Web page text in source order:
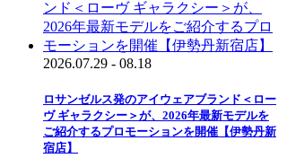
2026.07.29 - 08.18
ロサンゼルス発のアイウェアブランド＜ロー
ヴ ギャラクシー＞が、2026年最新モデルを
ご紹介するプロモーションを開催【伊勢丹新
宿店】